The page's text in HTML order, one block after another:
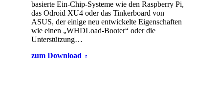
basierte Ein-Chip-Systeme wie den Raspberry Pi,
das Odroid XU4 oder das Tinkerboard von
ASUS, der einige neu entwickelte Eigenschaften
wie einen „WHDLoad-Booter“ oder die
Unterstützung…
zum Download